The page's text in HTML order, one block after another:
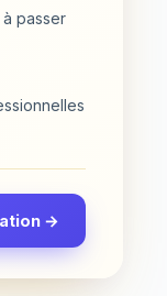
passer
→